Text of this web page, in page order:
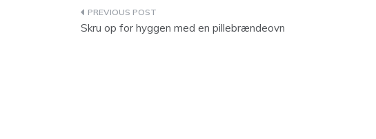
Indlægsnavigation
Skru op for hyggen med en pillebrændeovn